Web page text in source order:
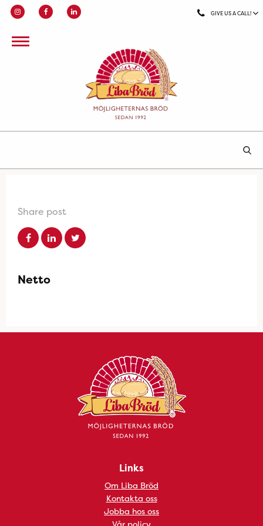
GIVE US A CALL!
Share post
Netto
Links
Om Liba Bröd
Kontakta oss
Jobba hos oss